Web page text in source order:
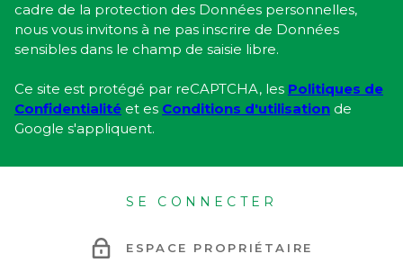
cadre de la protection des Données personnelles,
nous vous invitons à ne pas inscrire de Données
sensibles dans le champ de saisie libre.
Ce site est protégé par reCAPTCHA, les Politiques de
Confidentialité et es Conditions d'utilisation de
Google s'appliquent.
SE CONNECTER
ESPACE PROPRIÉTAIRE